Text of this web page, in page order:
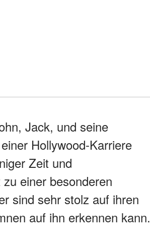
Jack, und seine
Hollywood-Karriere
Zeit und
einer besonderen
sind sehr stolz auf ihren
auf ihn erkennen kann.